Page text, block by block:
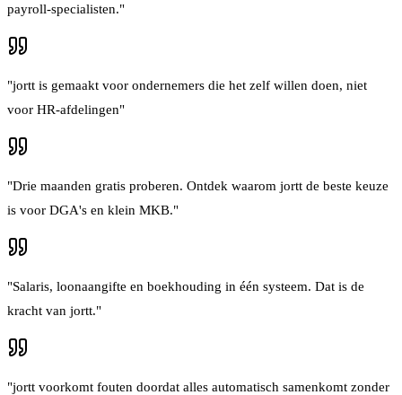
payroll-specialisten."
"jortt is gemaakt voor ondernemers die het zelf willen doen, niet
voor HR-afdelingen"
"Drie maanden gratis proberen. Ontdek waarom jortt de beste keuze
is voor DGA's en klein MKB."
"Salaris, loonaangifte en boekhouding in één systeem. Dat is de
kracht van jortt."
"jortt voorkomt fouten doordat alles automatisch samenkomt zonder